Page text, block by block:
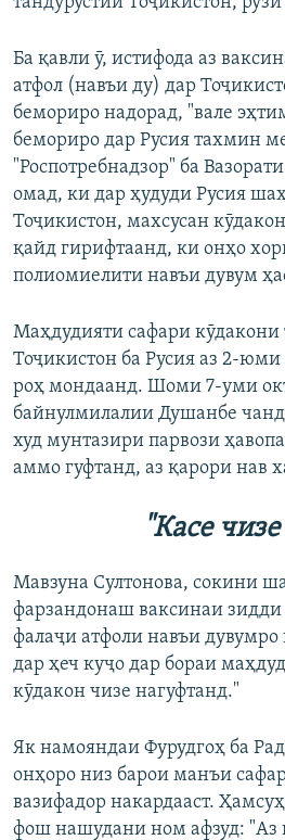
Ба қавли ӯ, истифода аз
атфол (навъи ду) дар
бемориро надорад, "вале
бемориро дар Русия тахмин
"Роспотребнадзор" ба
омад, ки дар ҳудуди Русия
Тоҷикистон, махсусан
қайд гирифтаанд, ки онҳо
полиомиелити навъи дувум
Маҳдудияти сафари кӯдакони
Тоҷикистон ба Русия аз 2-юми
роҳ мондаанд. Шоми 7-уми
байнулмилалии Душанбе
худ мунтазири парвози
аммо гуфтанд, аз қарори нав
"Касе
Мавзуна Султонова, сокини
фарзандонаш ваксинаи
фалаҷи атфоли навъи
дар ҳеч куҷо дар бораи
кӯдакон чизе нагуфтанд."
Як намояндаи Фурудгоҳ ба
онҳоро низ барои манъи
вазифадор накардааст.
фош нашудани ном афзуд: "Аз